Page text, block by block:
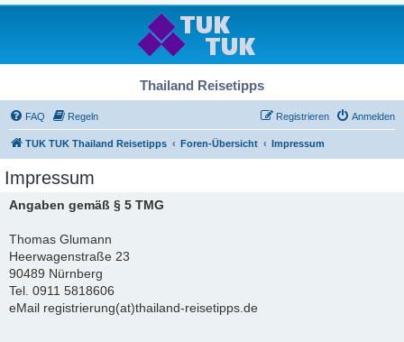
Thailand Reisetipps
FAQ Regeln Anmelden
Registrieren
TUK TUK Thailand Reisetipps Foren-Übersicht Impressum
Impressum
Angaben gemäß § 5 TMG
Thomas Glumann
Heerwagenstraße 23
90489 Nürnberg
Tel. 0911 5818606
eMail registrierung(at)thailand-reisetipps.de